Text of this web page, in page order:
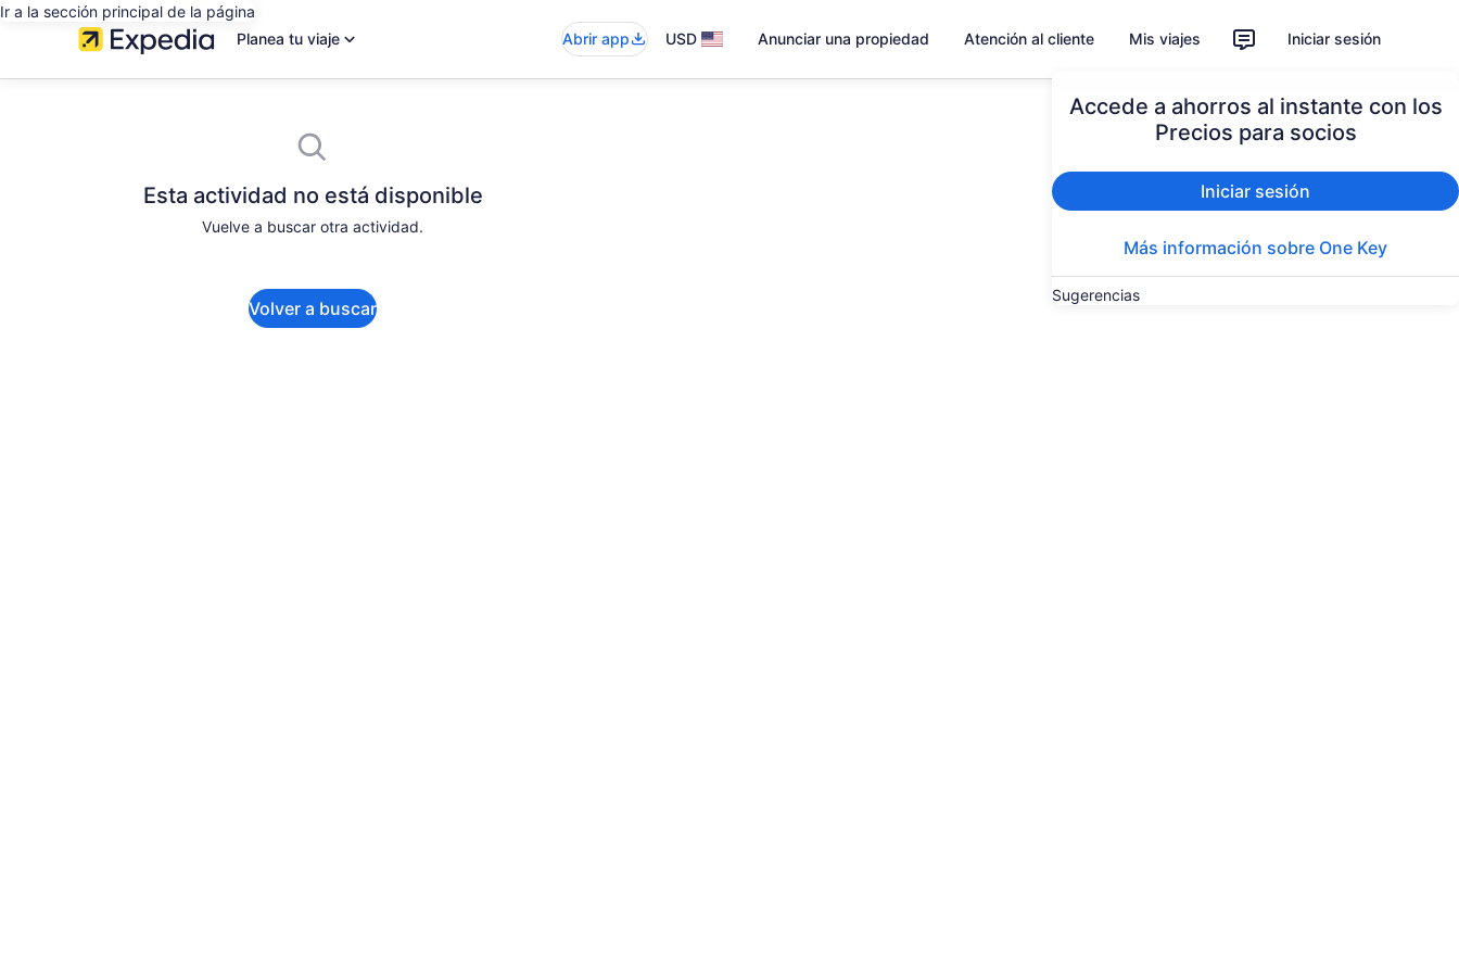
Ir a la sección principal de la página
Planea tu viaje
Abrir app USD Anunciar una propiedad Atención al cliente Mis viajes Iniciar sesión
Accede a ahorros al instante con los
Precios para socios
Iniciar sesión
Más información sobre One Key
Sugerencias
Esta actividad no está disponible
Vuelve a buscar otra actividad.
Volver a buscar